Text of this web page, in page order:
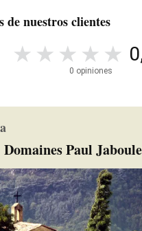
de nuestros clientes
0 opiniones
Domaines Paul